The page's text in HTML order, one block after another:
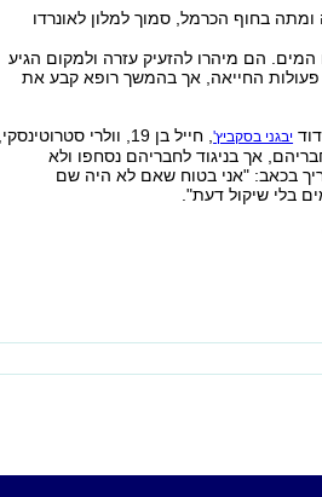
מחיפה ומתה בחוף הכרמל, סמוך למלון לאונרדו
הם מיהרו להזעיק עזרה ולמקום הגיע
החייאה, אך בהמשך רופא קבע את
יבגני בסקביץ'
, חייל בן 19, וולרי סטרוטינסקי,
עם חבריהם, אך בניגוד לחבריהם נסחפו ולא
בכאב: "אני בטוח שאם לא היה שם
בלי שיקול דעת".